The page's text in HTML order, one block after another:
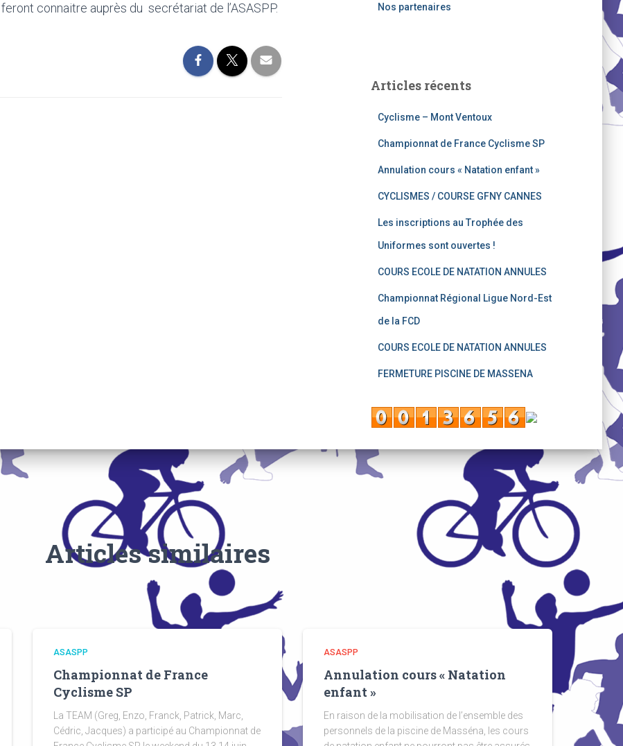
connaitre auprès du secrétariat de l’ASASPP. Nos partenaires
Articles récents
Cyclisme – Mont Ventoux
Championnat de France Cyclisme SP
Annulation cours « Natation enfant »
CYCLISMES / COURSE GFNY CANNES
Les inscriptions au Trophée des
Uniformes sont ouvertes !
COURS ECOLE DE NATATION ANNULES
Championnat Régional Ligue Nord-Est
de la FCD
COURS ECOLE DE NATATION ANNULES
FERMETURE PISCINE DE MASSENA
Articles similaires
ASASPP
Championnat de France
Cyclisme SP
La TEAM (Greg, Enzo, Franck, Patrick, Marc,
Cédric, Jacques) a participé au Championnat de
ASASPP
Annulation cours « Natation
enfant »
En raison de la mobilisation de l’ensemble des
personnels de la piscine de Masséna, les cours